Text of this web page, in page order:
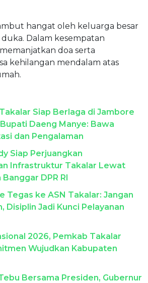
hangat oleh keluarga besar
Dalam kesempatan
doa serta
kehilangan mendalam atas
Siap Berlaga di Jambore
Daeng Manye: Bawa
dan Pengalaman
Siap Perjuangkan
Infrastruktur Takalar Lewat
DPR RI
Tegas ke ASN Takalar: Jangan
Disiplin Jadi Kunci Pelayanan
2026, Pemkab Takalar
Wujudkan Kabupaten
Bersama Presiden, Gubernur